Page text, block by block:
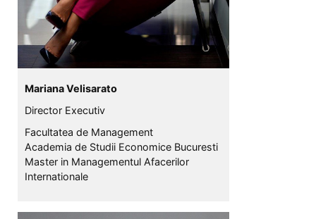
Mariana Velisarato
Director Executiv
Facultatea de Management
Academia de Studii Economice Bucuresti
Master in Managementul Afacerilor
Internationale